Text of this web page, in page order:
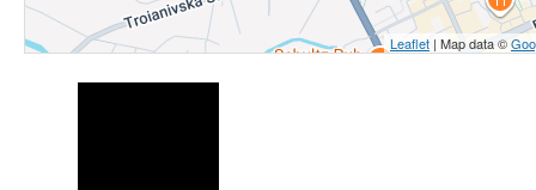
Leaflet | Map data ©